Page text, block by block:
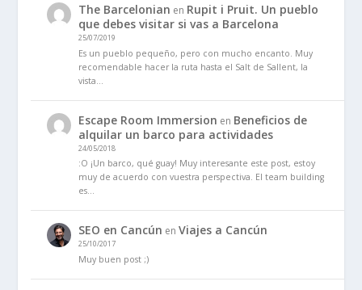
The Barcelonian en Rupit i Pruit. Un pueblo
que debes visitar si vas a Barcelona
25/07/2019
Es un pueblo pequeño, pero con mucho encanto. Muy
recomendable hacer la ruta hasta el Salt de Sallent, la
vista…
Escape Room Immersion en Beneficios de
alquilar un barco para actividades
24/05/2018
:O ¡Un barco, qué guay! Muy interesante este post, estoy
muy de acuerdo con vuestra perspectiva. El team building
es…
SEO en Cancún enViajes a Cancún
25/10/2017
Muy buen post ;)